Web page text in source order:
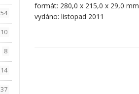
formát: 280,0 x 215,0 x 29,0 mm
vydáno: listopad 2011
54
10
8
14
37